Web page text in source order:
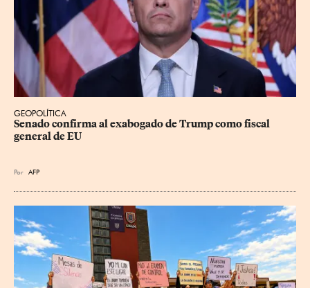
GEOPOLÍTICA
Senado confirma al exabogado de Trump como fiscal
general de EU
Por AFP